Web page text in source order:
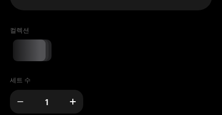
컬렉션
세트 수